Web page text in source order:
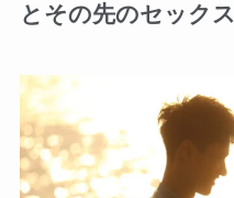
とその先のセックス